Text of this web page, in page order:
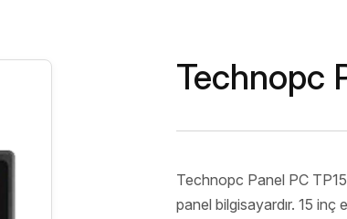
Thin Client&Zero
Rugged
Technopc
Technopc Panel PC
panel bilgisayardır. 15